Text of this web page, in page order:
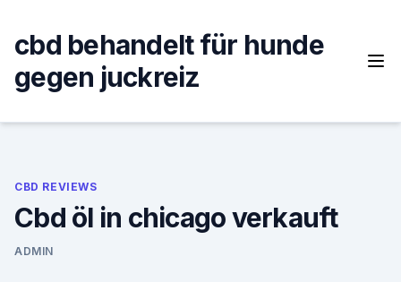
content
cbd behandelt für hunde
gegen juckreiz
CBD REVIEWS
Cbd öl in chicago verkauft
ADMIN